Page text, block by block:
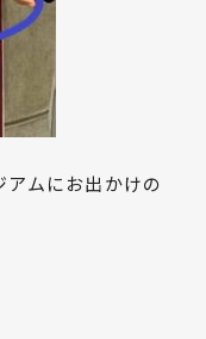
ムにお出かけの